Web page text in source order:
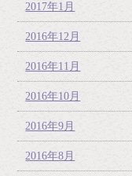
2017年1月
2016年12月
2016年11月
2016年10月
2016年9月
2016年8月